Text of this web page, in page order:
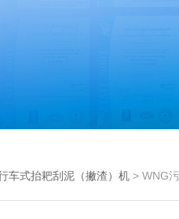
车式抬耙刮泥（撇渣）机 > WNG